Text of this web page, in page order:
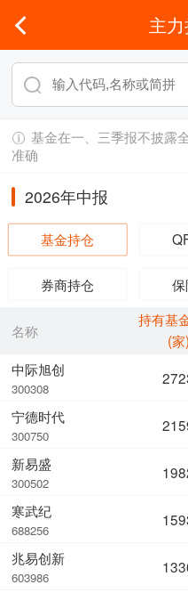
主
基金在一、三季报不披露
准确
2026年中报
基金持仓
券商持仓
名称
中际旭创
300308
宁德时代
300750
新易盛
300502
寒武纪
688256
兆易创新
603986
持有基
(家)